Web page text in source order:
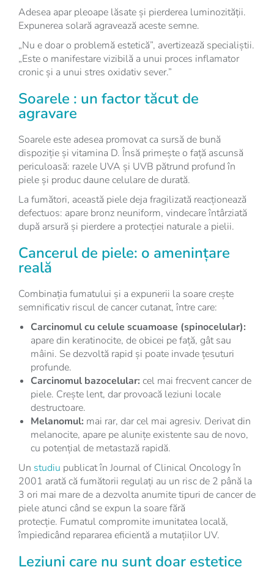
Adesea apar pleoape lăsate și pierderea luminozității.
Expunerea solară agravează aceste semne.
„Nu e doar o problemă estetică”, avertizează specialiștii.
„Este o manifestare vizibilă a unui proces inflamator
cronic și a unui stres oxidativ sever.”
Soarele : un factor tăcut de
agravare
Soarele este adesea promovat ca sursă de bună
dispoziție și vitamina D. Însă primește o față ascunsă
periculoasă: razele UVA și UVB pătrund profund în
piele și produc daune celulare de durată.
La fumători, această piele deja fragilizată reacționează
defectuos: apare bronz neuniform, vindecare întârziată
după arsură și pierdere a protecției naturale a pielii.
Cancerul de piele: o amenințare
reală
Combinația fumatului și a expunerii la soare crește
semnificativ riscul de cancer cutanat, între care:
Carcinomul cu celule scuamoase (spinocelular):
apare din keratinocite, de obicei pe față, gât sau
mâini. Se dezvoltă rapid și poate invade țesuturi
profunde.
Carcinomul bazocelular: cel mai frecvent cancer de
piele. Crește lent, dar provoacă leziuni locale
destructoare.
Melanomul: mai rar, dar cel mai agresiv. Derivat din
melanocite, apare pe alunițe existente sau de novo,
cu potențial de metastază rapidă.
Un studiu publicat în Journal of Clinical Oncology în
2001 arată că fumătorii regulați au un risc de 2 până la
3 ori mai mare de a dezvolta anumite tipuri de cancer de
piele atunci când se expun la soare fără
protecție. Fumatul compromite imunitatea locală,
împiedicând repararea eficientă a mutațiilor UV.
Leziuni care nu sunt doar estetice